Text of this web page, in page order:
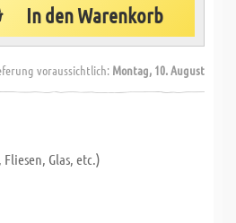
In den Warenkorb
voraussichtlich: Montag, 10. August
Fliesen, Glas, etc.)